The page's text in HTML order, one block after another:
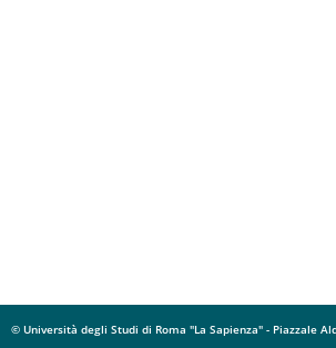
© Università degli Studi di Roma "La Sapienza" - Piazzale